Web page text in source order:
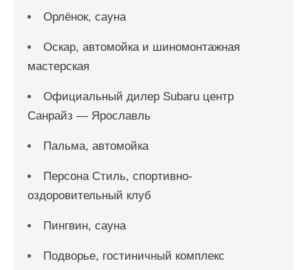
Орлёнок, сауна
Оскар, автомойка и шиномонтажная
мастерская
Официальный дилер Subaru центр
Санрайз — Ярославль
Пальма, автомойка
Персона Стиль, спортивно-
оздоровительный клуб
Пингвин, сауна
Подворье, гостиничный комплекс